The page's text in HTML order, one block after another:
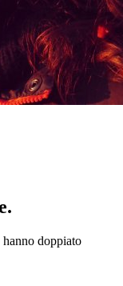
.
doppiato